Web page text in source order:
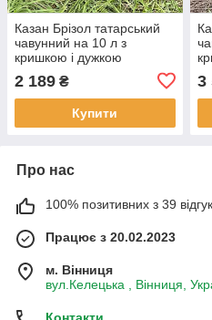
Казан Брізол татарський
чавунний на 10 л з
кришкою і дужкою
2 189 ₴
Купити
3
Про нас
100% позитивних з 39
Працює з 20.02.2023
м. Вінниця
вул.Келецька , Вінниця,